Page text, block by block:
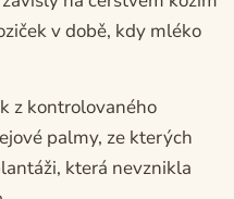
v době, kdy mléko
z kontrolovaného
palmy, ze kterých
která nevznikla